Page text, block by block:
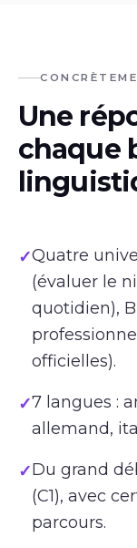
Une
chaque
✓Quatre
(évaluer le
quotidien),
officielles).
✓7 langues :
allemand,
✓Du grand
(C1), avec
parcours.